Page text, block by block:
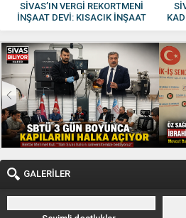
SİVAS’IN VERGİ REKORTMENİ
İNŞAAT DEVİ: KISACIK İNŞAAT
GÜVEN VE KALİTENİN ADI OLDU
GALERİLER